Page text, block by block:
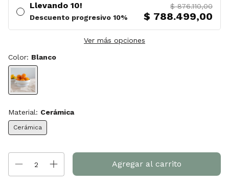
Llevando 10!
Descuento progresivo 10%
$ 876.110,00
$ 788.499,00
Ver más opciones
Color: Blanco
Material: Cerámica
Cerámica